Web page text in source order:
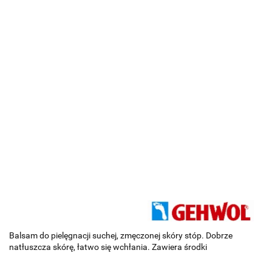
Balsam do pielęgnacji suchej, zmęczonej skóry stóp. Dobrze
natłuszcza skórę, łatwo się wchłania. Zawiera środki